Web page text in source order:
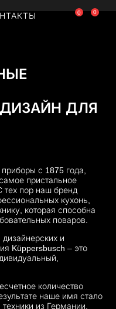
0 0
ДЛЯ
с 1875 года,
пристальное
пор наш бренд
кухонь,
которая способна
поваров.
и
Küppersbusch – это
количество
наше имя стало
из Германии.